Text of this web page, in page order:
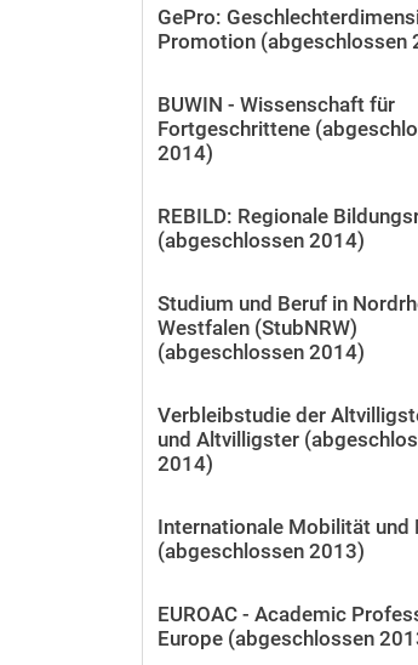
GePro:
Promotion (abgeschlossen
BUWIN - Wissenschaft für
Fortgeschrittene
2014)
REBILD: Regionale
(abgeschlossen 2014)
Studium und Beruf in
Westfalen (StubNRW)
(abgeschlossen 2014)
Verbleibstudie der
und Altvilligster
2014)
Internationale Mobilität und
(abgeschlossen 2013)
EUROAC - Academic
Europe (abgeschlossen